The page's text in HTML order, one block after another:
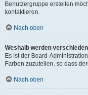
Benutzergruppe erstellen
kontaktieren.
Nach oben
Weshalb werden
Es ist der Board-
Farben zuzuteilen, so dass
Nach oben